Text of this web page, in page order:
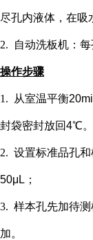
尽孔内液体，在吸
2. 自动洗板机：
操作步骤
1. 从室温平衡
封袋密封放回4℃。
2. 设置标准品孔
50μL；
3. 样本孔先加待
加。